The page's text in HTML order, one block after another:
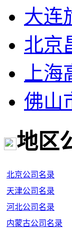
大连
北京
上
佛山
地区
北京公司名录
天津公司名录
河北公司名录
内蒙古公司名录